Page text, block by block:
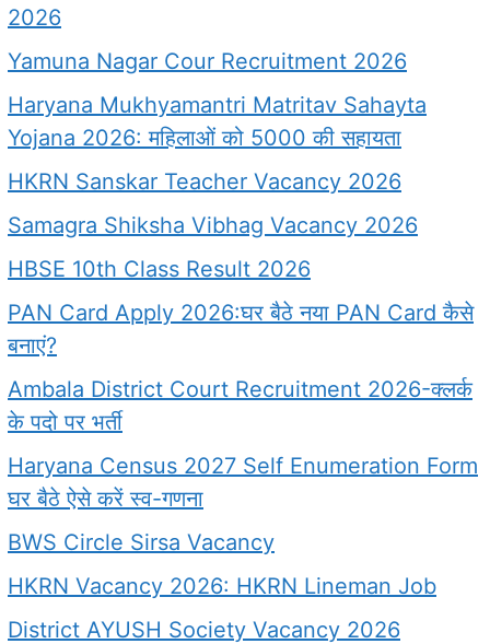
2026
Yamuna Nagar Cour Recruitment 2026
Haryana Mukhyamantri Matritav Sahayta
Yojana 2026: महिलाओं को 5000 की सहायता
HKRN Sanskar Teacher Vacancy 2026
Samagra Shiksha Vibhag Vacancy 2026
HBSE 10th Class Result 2026
PAN Card Apply 2026:घर बैठे नया PAN Card कैसे
बनाएं?
Ambala District Court Recruitment 2026-क्लर्क
के पदो पर भर्ती
Haryana Census 2027 Self Enumeration Form
घर बैठे ऐसे करें स्व-गणना
BWS Circle Sirsa Vacancy
HKRN Vacancy 2026: HKRN Lineman Job
District AYUSH Society Vacancy 2026